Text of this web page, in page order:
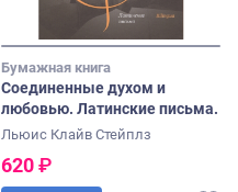
Бумажная книга
Соединенные духом и
любовью. Латинские письма.
Льюис Клайв Стейплз
620₽